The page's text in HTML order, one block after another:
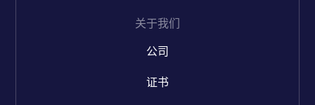
关于我们
公司
证书